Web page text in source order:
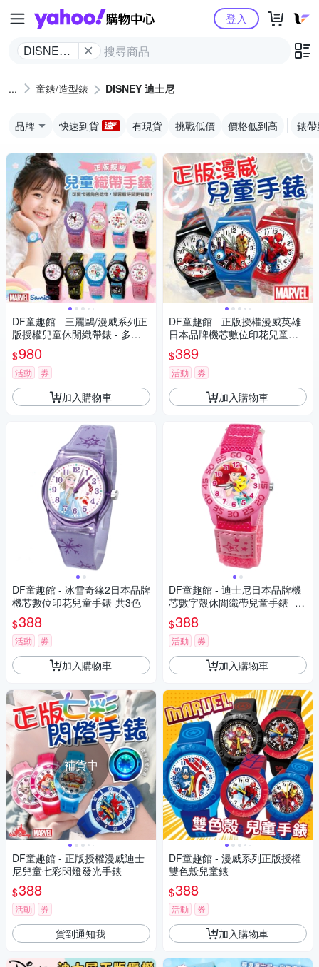
Yahoo購物中心
DISNEY
登入
童錶/造型錶 DISNEY 迪士尼
品牌 快速到貨 有現貨 挑戰低價 價格低到高 錶
DF童趣館 - 三麗鷗/漫威系列正
版授權兒童休閒織帶錶 - 多款
可選
$980
活動 券
加入購物車
DF童趣館 - 冰雪奇緣2日本品牌
機芯數位印花兒童手錶-共3色
$388
活動 券
加入購物車
補貨中
DF童趣館 - 正版授權漫威迪士
尼兒童七彩閃燈發光手錶
$388
活動 券
貨到通知我
DF童趣館 - 正版授權漫威英雄
日本品牌機芯數位印花兒童手
錶
$389
活動 券
加入購物車
DF童趣館 - 迪士尼日本品牌機
芯數字殼休閒織帶兒童手錶 -
多款可選
$388
活動 券
加入購物車
DF童趣館 - 漫威系列正版授權
雙色殼兒童錶
$388
活動 券
加入購物車